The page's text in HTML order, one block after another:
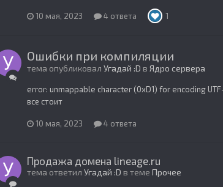
10 мая, 2023 4 ответа 1
Ошибки при компиляции
тема опубликовал Угадай :D в Ядро сервера
error: unmappable character (0xD1) for encoding
все стоит
10 мая, 2023 4 ответа
Продажа домена lineage.ru
тема ответил Угадай :D в теме Прочее